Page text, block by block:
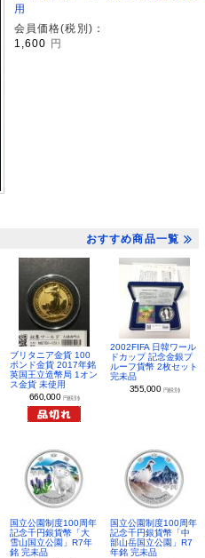
用
会員価格(税別)：
1,600 円
おすすめ商品一覧
ブリタニア金貨 100
ポンド金貨 2017年銘
英国王立造幣局 1オン
ス金貨 未使用
660,000 円(税別)
2002FIFA 日韓ワール
ドカップ 記念金銀プ
ルーフ貨幣 2枚セット
完未品
355,000 円(税別)
国立公園制度100周年
記念千円銀貨幣「大
雪山国立公園」R7年
銘 完未品
国立公園制度100周年
記念千円銀貨幣「中
部山岳国立公園」R7
年銘 完未品